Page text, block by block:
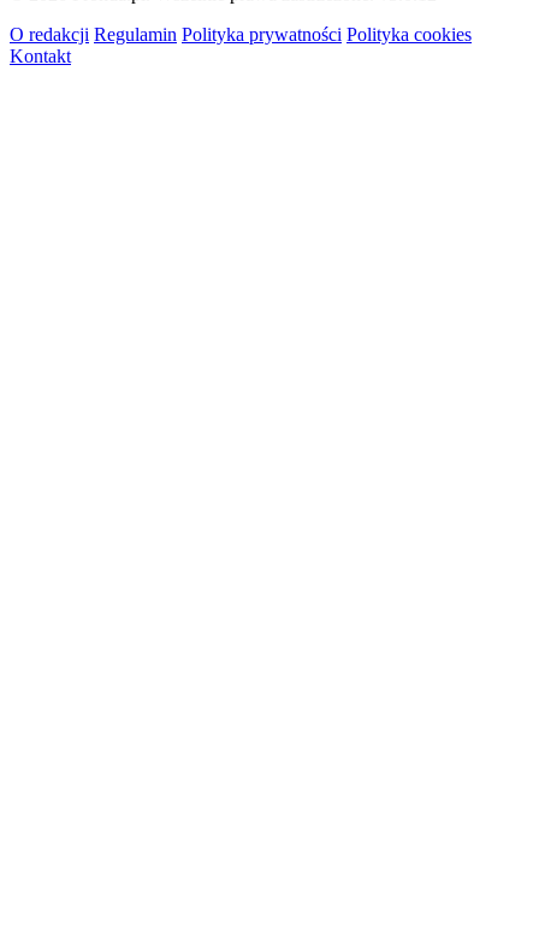
O redakcji Regulamin Polityka prywatności Polityka cookies
Kontakt